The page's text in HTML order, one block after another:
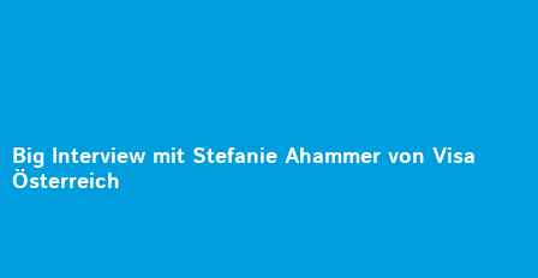
Big Interview mit Stefanie Ahammer von Visa
Österreich